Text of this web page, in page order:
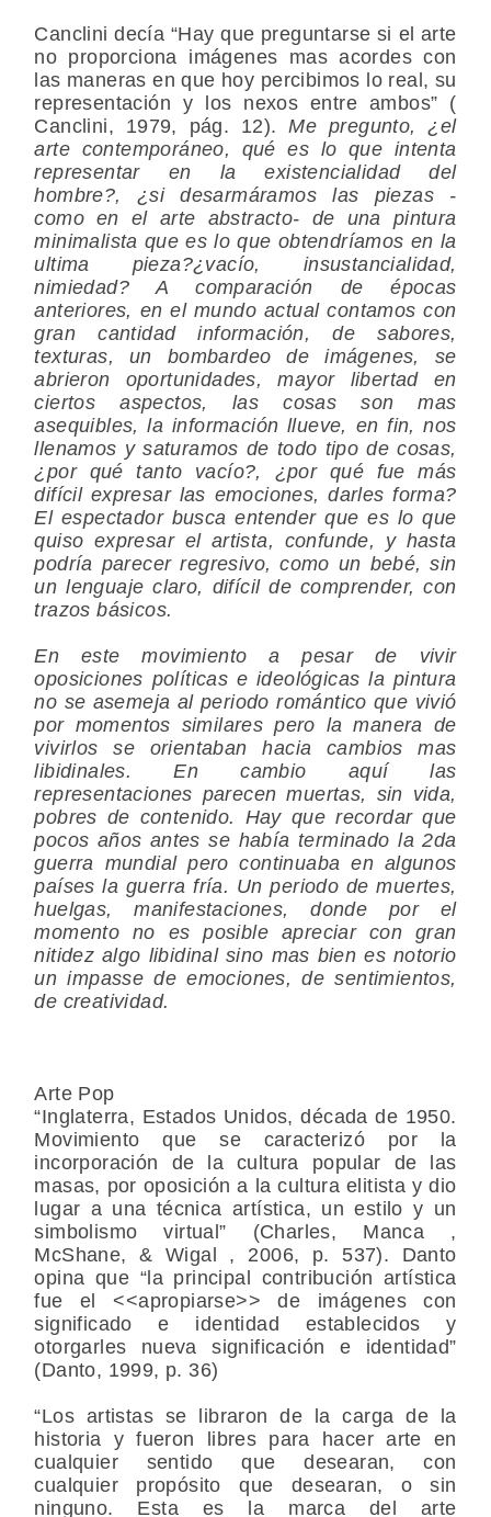
Canclini decía “Hay que preguntarse si el arte
no proporciona imágenes mas acordes con
las maneras en que hoy percibimos lo real, su
representación y los nexos entre ambos” (
Canclini, 1979, pág. 12).Me pregunto, ¿el
arte contemporáneo, qué es lo que intenta
representar en la existencialidad del
hombre?, ¿si desarmáramos las piezas -
como en el arte abstracto- de una pintura
minimalista que es lo que obtendríamos en la
ultima pieza?¿vacío, insustancialidad,
nimiedad? A comparación de épocas
anteriores, en el mundo actual contamos con
gran cantidad información, de sabores,
texturas, un bombardeo de imágenes, se
abrieron oportunidades, mayor libertad en
ciertos aspectos, las cosas son mas
asequibles, la información llueve, en fin, nos
llenamos y saturamos de todo tipo de cosas,
¿por qué tanto vacío?, ¿por qué fue más
difícil expresar las emociones, darles forma?
El espectador busca entender que es lo que
quiso expresar el artista, confunde, y hasta
podría parecer regresivo, como un bebé, sin
un lenguaje claro, difícil de comprender, con
trazos básicos.
En este movimiento a pesar de vivir
oposiciones políticas e ideológicas la pintura
no se asemeja al periodo romántico que vivió
por momentos similares pero la manera de
vivirlos se orientaban hacia cambios mas
libidinales. En cambio aquí las
representaciones parecen muertas, sin vida,
pobres de contenido. Hay que recordar que
pocos años antes se había terminado la 2da
guerra mundial pero continuaba en algunos
países la guerra fría. Un periodo de muertes,
huelgas, manifestaciones, donde por el
momento no es posible apreciar con gran
nitidez algo libidinal sino mas bien es notorio
un impasse de emociones, de sentimientos,
de creatividad.
Arte Pop
“Inglaterra, Estados Unidos, década de 1950.
Movimiento que se caracterizó por la
incorporación de la cultura popular de las
masas, por oposición a la cultura elitista y dio
lugar a una técnica artística, un estilo y un
simbolismo virtual” (Charles, Manca ,
McShane, & Wigal , 2006, p. 537). Danto
opina que “la principal contribución artística
fue el <<apropiarse>> de imágenes con
significado e identidad establecidos y
otorgarles nueva significación e identidad”
(Danto, 1999, p. 36)
“Los artistas se libraron de la carga de la
historia y fueron libres para hacer arte en
cualquier sentido que desearan, con
cualquier propósito que desearan, o sin
ninguno. Esta es la marca del arte